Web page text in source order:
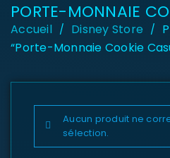
PORTE-MONNAIE
Accueil / Disney Store /
“Porte-Monnaie Cookie
Aucun produit ne
sélection.